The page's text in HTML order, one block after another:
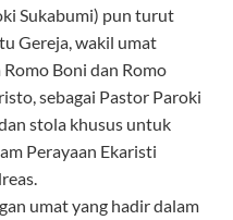
Sukabumi) pun turut
Gereja, wakil umat
Boni dan Romo
sebagai Pastor Paroki
stola khusus untuk
Perayaan Ekaristi
umat yang hadir dalam